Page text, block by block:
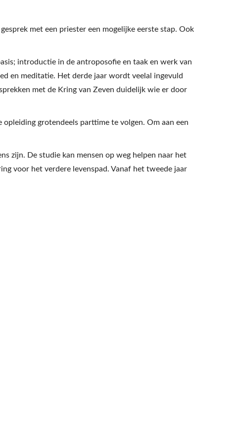
met een priester een mogelijke eerste stap. Ook
introductie in de antroposofie en taak en werk van
en meditatie. Het derde jaar wordt veelal ingevuld
met de Kring van Zeven duidelijk wie er door
grotendeels parttime te volgen. Om aan een
zijn. De studie kan mensen op weg helpen naar het
voor het verdere levenspad. Vanaf het tweede jaar